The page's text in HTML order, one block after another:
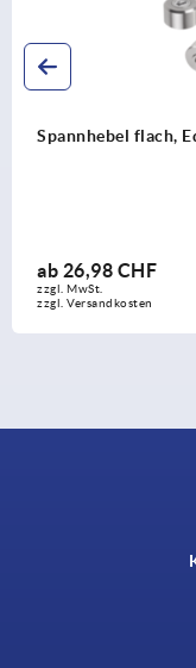
Spannhebel
ab14,71 CHF
zzgl. MwSt.
zzgl. Versandkosten